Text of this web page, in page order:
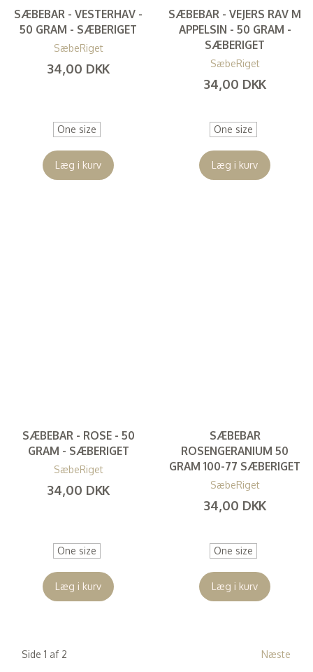
SÆBEBAR - VESTERHAV -
50 GRAM - SÆBERIGET
SæbeRiget
34,00 DKK
One size
Læg i kurv
SÆBEBAR - VEJERS RAV M
APPELSIN - 50 GRAM -
SÆBERIGET
SæbeRiget
34,00 DKK
One size
Læg i kurv
SÆBEBAR - ROSE - 50
GRAM - SÆBERIGET
SæbeRiget
34,00 DKK
One size
Læg i kurv
SÆBEBAR
ROSENGERANIUM 50
GRAM 100-77 SÆBERIGET
SæbeRiget
34,00 DKK
One size
Læg i kurv
Side 1 af 2 Næste